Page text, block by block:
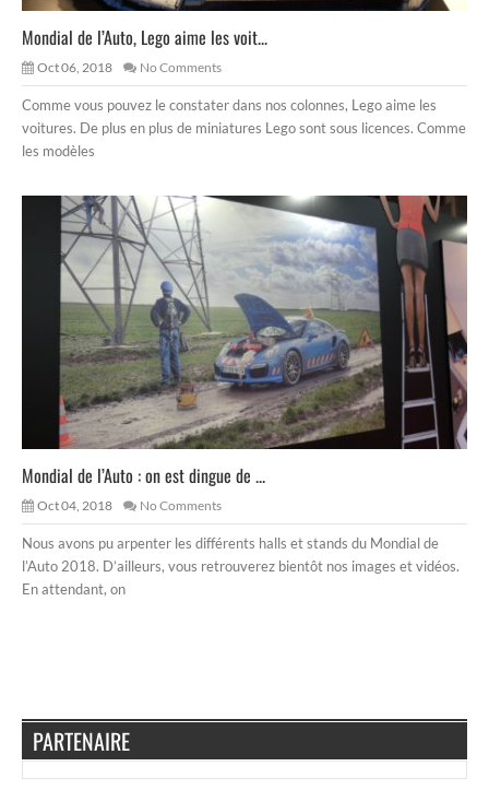
Mondial de l’Auto, Lego aime les voit...
Oct 06, 2018 No Comments
Comme vous pouvez le constater dans nos colonnes, Lego aime les
voitures. De plus en plus de miniatures Lego sont sous licences. Comme
les modèles
Mondial de l’Auto : on est dingue de ...
Oct 04, 2018 No Comments
Nous avons pu arpenter les différents halls et stands du Mondial de
l’Auto 2018. D’ailleurs, vous retrouverez bientôt nos images et vidéos.
En attendant, on
PARTENAIRE